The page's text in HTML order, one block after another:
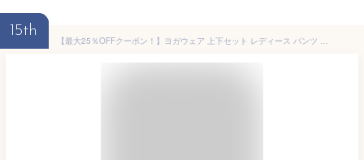
15th
【最大25％OFFクーポン！】ヨガウェア 上下セット レディース パンツ カップ付き ブラ 2点セットアップ おしゃれ バックシャン スポーツウェア レギンス ハイウエスト ヨガ ピラティス トレーニング ストレッチ フィットネス エクササイズ 黒 白 伸縮性 吸汗